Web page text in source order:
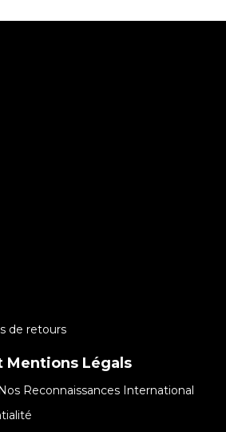
de retours
Légals
Reconnaissances International